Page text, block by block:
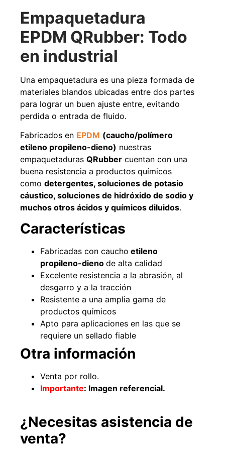
Empaquetadura
EPDM QRubber: Todo
en industrial
Una empaquetadura es una pieza formada de
materiales blandos ubicadas entre dos partes
para lograr un buen ajuste entre, evitando
perdida o entrada de fluido.
Fabricados en EPDM (caucho/polímero
etileno propileno-dieno) nuestras
empaquetaduras QRubber cuentan con una
buena resistencia a productos químicos
como detergentes, soluciones de potasio
cáustico, soluciones de hidróxido de sodio y
muchos otros ácidos y químicos diluidos.
Características
Fabricadas con caucho etileno
propileno-dieno de alta calidad
Excelente resistencia a la abrasión, al
desgarro y a la tracción
Resistente a una amplia gama de
productos químicos
Apto para aplicaciones en las que se
requiere un sellado fiable
Otra información
Venta por rollo.
Importante: Imagen referencial.
¿Necesitas asistencia de
venta?
Pasto sintético ornamental
Importado USA: Paradise
densidad 42mm Rollo
4,57*15,24mts
$ 1.427.544
Leer más
ajustable Capacidad 1tn Lev.
2,5mts
$1.875.535
$1.167.990
49%
densidad 35mm Rollo
4,57*30,48mts
Leer más
$1.192.666